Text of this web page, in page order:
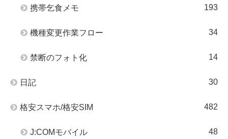
携帯乞食メモ 193
機種変更作業フロー 34
禁断のフォト化 14
日記 30
格安スマホ/格安SIM 482
J:COMモバイル 48